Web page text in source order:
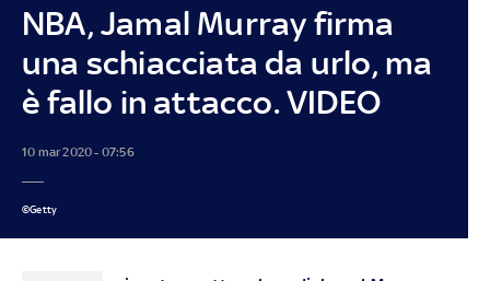
NBA, Jamal Murray firma
una schiacciata da urlo, ma
è fallo in attacco. VIDEO
10 mar 2020 - 07:56
©Getty